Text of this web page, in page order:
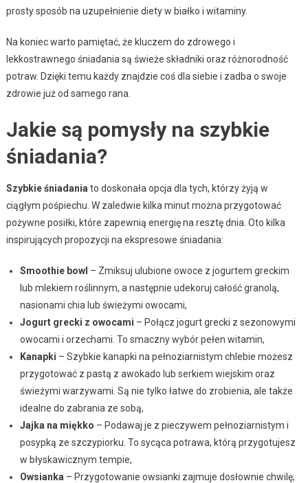
prosty sposób na uzupełnienie diety w białko i witaminy.
Na koniec warto pamiętać, że kluczem do zdrowego i
lekkostrawnego śniadania są świeże składniki oraz różnorodność
potraw. Dzięki temu każdy znajdzie coś dla siebie i zadba o swoje
zdrowie już od samego rana.
Jakie są pomysły na szybkie
śniadania?
Szybkie śniadania to doskonała opcja dla tych, którzy żyją w
ciągłym pośpiechu. W zaledwie kilka minut można przygotować
pożywne posiłki, które zapewnią energię na resztę dnia. Oto kilka
inspirujących propozycji na ekspresowe śniadania:
Smoothie bowl – Zmiksuj ulubione owoce z jogurtem greckim
lub mlekiem roślinnym, a następnie udekoruj całość granolą,
nasionami chia lub świeżymi owocami,
Jogurt grecki z owocami – Połącz jogurt grecki z sezonowymi
owocami i orzechami. To smaczny wybór pełen witamin,
Kanapki – Szybkie kanapki na pełnoziarnistym chlebie możesz
przygotować z pastą z awokado lub serkiem wiejskim oraz
świeżymi warzywami. Są nie tylko łatwe do zrobienia, ale także
idealne do zabrania ze sobą,
Jajka na miękko – Podawaj je z pieczywem pełnoziarnistym i
posypką ze szczypiorku. To sycąca potrawa, którą przygotujesz
w błyskawicznym tempie,
Owsianka – Przygotowanie owsianki zajmuje dosłownie chwilę;